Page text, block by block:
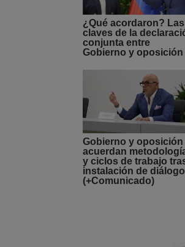
¿Qué acordaron? Las
claves de la
conjunta entre
Gobierno y oposición
Gobierno y oposición
acuerdan
y ciclos de trabajo
instalación de diálogo
(+Comunicado)